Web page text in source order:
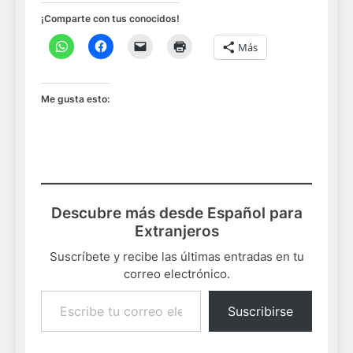
¡Comparte con tus conocidos!
Más
Me gusta esto:
Descubre más desde Español para
Extranjeros
Suscríbete y recibe las últimas entradas en tu
correo electrónico.
Escribe tu correo electrónico…
Suscribirse